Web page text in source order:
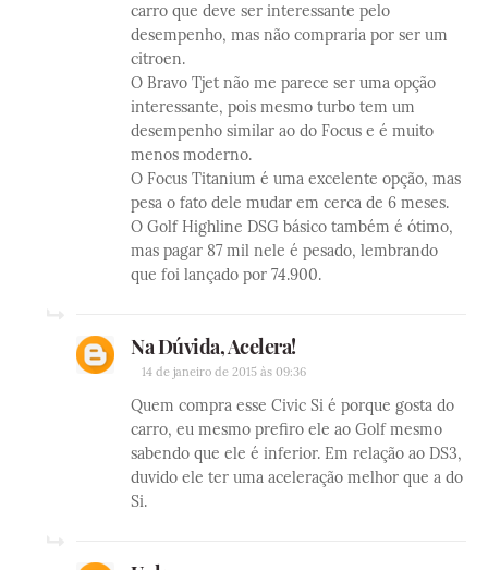
carro que deve ser interessante pelo
desempenho, mas não compraria por ser um
citroen.
O Bravo Tjet não me parece ser uma opção
interessante, pois mesmo turbo tem um
desempenho similar ao do Focus e é muito
menos moderno.
O Focus Titanium é uma excelente opção, mas
pesa o fato dele mudar em cerca de 6 meses.
O Golf Highline DSG básico também é ótimo,
mas pagar 87 mil nele é pesado, lembrando
que foi lançado por 74.900.
Na Dúvida, Acelera!
14 de janeiro de 2015 às 09:36
Quem compra esse Civic Si é porque gosta do
carro, eu mesmo prefiro ele ao Golf mesmo
sabendo que ele é inferior. Em relação ao DS3,
duvido ele ter uma aceleração melhor que a do
Si.